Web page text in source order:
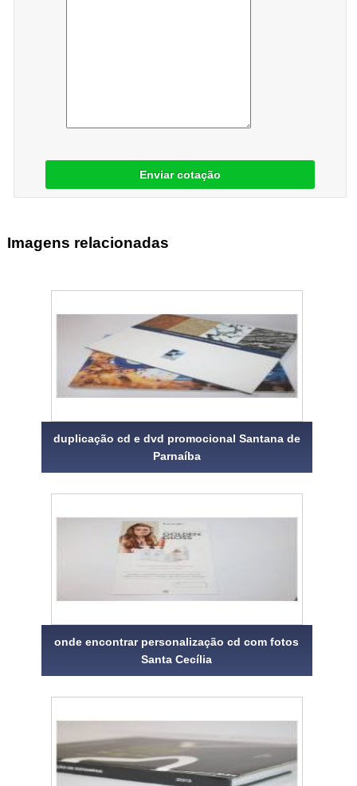
Enviar cotação
Imagens relacionadas
duplicação cd e dvd promocional Santana de
Parnaíba
onde encontrar personalização cd com fotos
Santa Cecília